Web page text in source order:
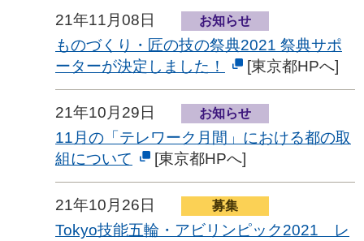
21年11月08日 お知らせ
ものづくり・匠の技の祭典2021 祭典サポ
ーターが決定しました！
[東京都HPへ]
21年10月29日 お知らせ
11月の「テレワーク月間」における都の取
組について
[東京都HPへ]
21年10月26日 募集
Tokyo技能五輪・アビリンピック2021 レ